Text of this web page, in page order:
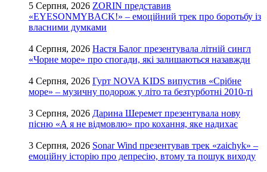
5 Серпня, 2026 ZORIN представив
«EYESONMYBACK!» – емоційний трек про боротьбу із
власними думками
4 Серпня, 2026 Настя Балог презентувала літній сингл
«Чорне море» про спогади, які залишаються назавжди
4 Серпня, 2026 Гурт NOVA KIDS випустив «Срібне
море» – музичну подорож у літо та безтурботні 2010-ті
3 Серпня, 2026 Дарина Шеремет презентувала нову
пісню «А я не відмовлю» про кохання, яке надихає
3 Серпня, 2026 Sonar Wind презентував трек «zaichyk» –
емоційну історію про депресію, втому та пошук виходу